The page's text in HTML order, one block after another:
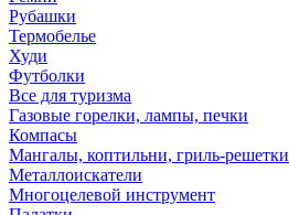
Рубашки
Термобелье
Худи
Футболки
Все для туризма
Газовые горелки, лампы, печки
Компасы
Мангалы, коптильни, гриль-решетки
Металлоискатели
Многоцелевой инструмент